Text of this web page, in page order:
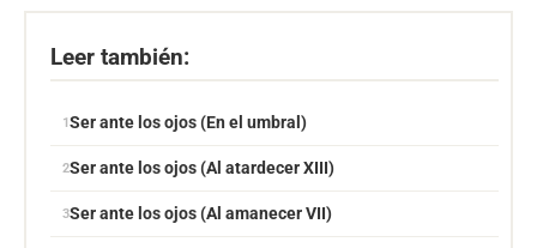
Leer también:
Ser ante los ojos (En el umbral)
Ser ante los ojos (Al atardecer XIII)
Ser ante los ojos (Al amanecer VII)